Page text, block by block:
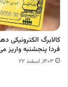
کالابرگ الکترونیکی
فردا پنجشنبه واریز
۱۴۰۳, اسفند ۲۲